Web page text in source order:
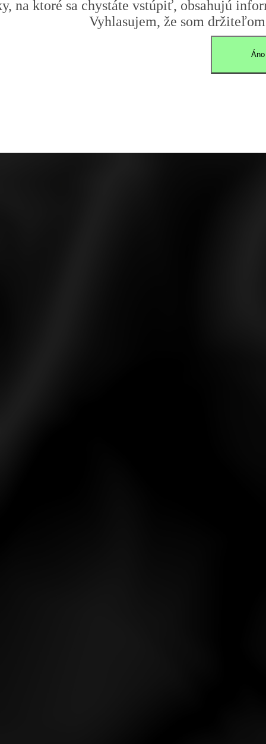
na ktoré sa chystáte vstúpiť, obsahujú
Vyhlasujem, že som
Áno